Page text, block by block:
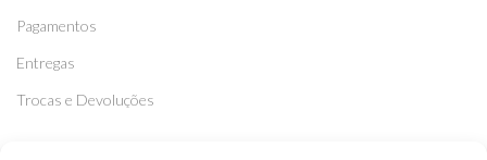
Pagamentos
Entregas
Trocas e Devoluções